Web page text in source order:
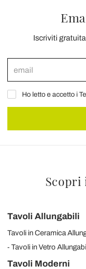
Iscriviti
Ho letto e accetto i
Tavoli Allungabili
Tavoli in Ceramica
Tavoli in Vetro
Tavoli Moderni